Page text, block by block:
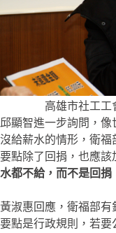
高雄市社工工
邱顯智進一步詢問，像
沒給薪水的情形，衛
要點除了回捐，也應
水都不給，而不是回捐
黃淑惠回應，衛福部
要點是行政規則，若